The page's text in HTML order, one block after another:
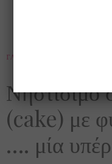
ΓΛΥΚΆ
Νηστίσιμο
(cake) με
…. μία